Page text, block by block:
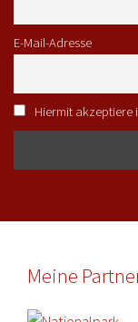
E-Mail-Adresse
Hiermit akzeptiere
Meine